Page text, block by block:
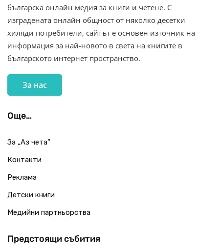
българска онлайн медия за книги и четене. С
изградената онлайн общност от няколко десетки
хиляди потребители, сайтът е основен източник на
информация за най-новото в света на книгите в
българското интернет пространство.
За нас
Още…
За „Аз чета“
Контакти
Реклама
Детски книги
Медийни партньорства
Предстоящи събития